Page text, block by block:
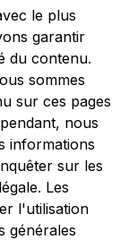
le plus
garantir
du contenu.
sommes
sur ces pages
nous
informations
sur les
Les
l'utilisation
générales